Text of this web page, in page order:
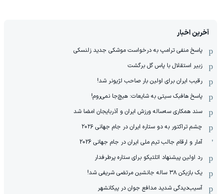
آخرین اخبار
پاسخ منفی ترامپ به درخواست موشکی جدید زلنسکی
زبیر استقلال با پاس گل برگشت
رقیب ایران برای اولین بار صاحب لژیونر شد!
پاسخ هافبک سیتی به شایعات: هیچ‌جا نمی‌روم!
سند همکاری سه‌ساله‌ ‌ورزش ایران و آذربایجان امضا شد
چشم تراکتور به دو ستاره ایران در جام جهانی ۲۰۲۶
آمار و ارقام جالب تیم ملی ایران در جام جهانی 2026
رد اولین پیشنهاد اتلتیکو برای ستاره پرطرفدار
یک بازیکن ۳۸ ساله جانشین مرتضی شریفی شد!
آسیب‌دیدگی شدید مدافع جوان در پیکانشهر